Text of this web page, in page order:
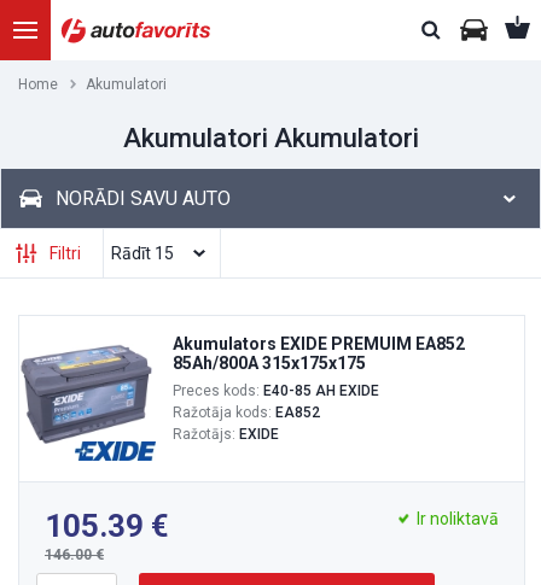
Home Akumulatori
Akumulatori Akumulatori
NORĀDI SAVU AUTO
Filtri
Akumulators EXIDE PREMUIM EA852
85Ah/800A 315x175x175
Preces kods: E40-85 AH EXIDE
Ražotāja kods: EA852
Ražotājs: EXIDE
105.39
146.00
Ir noliktavā